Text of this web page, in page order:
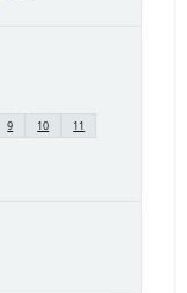
9 10
11